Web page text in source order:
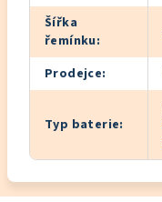
Šířka
řemínku:
Prodejce:
Typ baterie: